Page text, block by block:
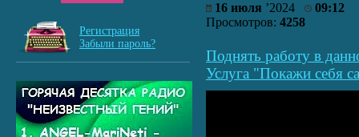
16 июля ’2024
09:12
Просмотров: 4258
Поднять работу в
Услуга "Покажи себя
Регистрация
Забыли пароль?